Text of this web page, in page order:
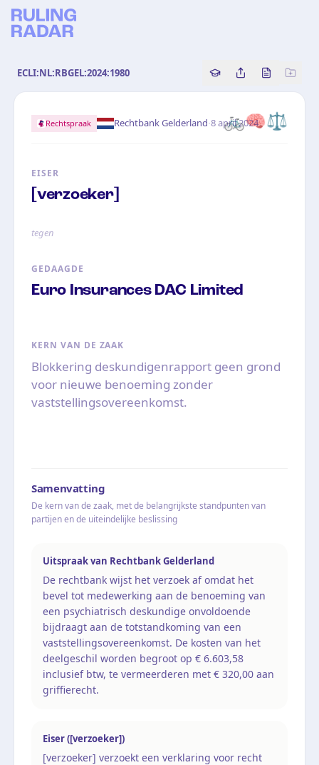
ECLI:NL:RBGEL:2024:1980 Copy source
Share this
Bekijk
🚲🧠⚖️
Rechtspraak Rechtbank Gelderland·8 april 2024
EISER
[verzoeker]
tegen
GEDAAGDE
Euro Insurances DAC Limited
KERN VAN DE ZAAK
Blokkering deskundigenrapport geen grond
voor nieuwe benoeming zonder
vaststellingsovereenkomst.
Samenvatting
De kern van de zaak, met de belangrijkste standpunten van
partijen en de uiteindelijke beslissing
Uitspraak van Rechtbank Gelderland
De rechtbank wijst het verzoek af omdat het
bevel tot medewerking aan de benoeming van
een psychiatrisch deskundige onvoldoende
bijdraagt aan de totstandkoming van een
vaststellingsovereenkomst. De kosten van het
deelgeschil worden begroot op € 6.603,58
inclusief btw, te vermeerderen met € 320,00 aan
griffierecht.
Eiser ([verzoeker])
[verzoeker] verzoekt een verklaring voor recht